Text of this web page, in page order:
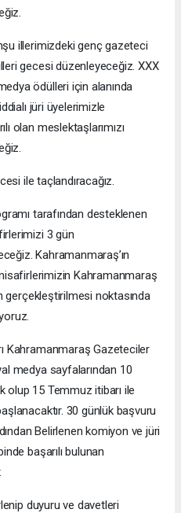
illerimizdeki genç gazeteci
gecesi düzenleyeceğiz. XXX
ödülleri için alanında
jüri üyelerimizle
olan meslektaşlarımızı
ile taçlandıracağız.
tarafından desteklenen
3 gün
Kahramanmaraş’ın
Kahramanmaraş
gerçekleştirilmesi noktasında
Kahramanmaraş Gazeteciler
medya sayfalarından 10
olup 15 Temmuz itibarı ile
30 günlük başvuru
Belirlenen komiyon ve jüri
başarılı bulunan
duyuru ve davetleri